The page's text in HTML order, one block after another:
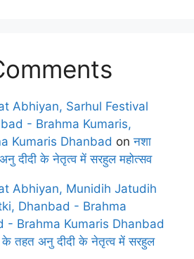
Abhiyan, Sarhul Festival
- Brahma Kumaris,
Kumaris Dhanbad onनशा
दीदी के नेतृत्व में सरहुल महोत्सव
Abhiyan, Munidih Jatudih
Dhanbad - Brahma
- Brahma Kumaris Dhanbad
के तहत अनु दीदी के नेतृत्व में सरहुल